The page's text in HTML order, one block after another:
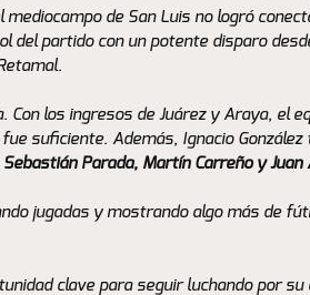
mediocampo de San Luis no logró
del partido con un potente disparo
los ingresos de Juárez y Araya, el
suficiente. Además, Ignacio
Parada, Martín Carreño y Juan
jugadas y mostrando algo más de
clave para seguir luchando por su